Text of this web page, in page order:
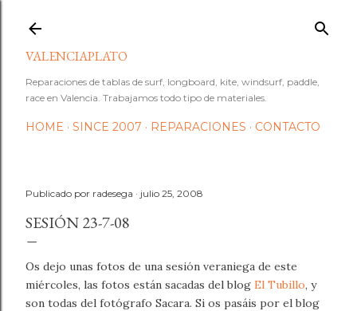
VALENCIAPLATO
Reparaciones de tablas de surf, longboard, kite, windsurf, paddle,
race en Valencia. Trabajamos todo tipo de materiales.
HOME SINCE 2007 REPARACIONES CONTACTO
Publicado por radesega julio 25, 2008
SESIÓN 23-7-08
Os dejo unas fotos de una sesión veraniega de este
miércoles, las fotos están sacadas del blog El Tubillo, y
son todas del fotógrafo Sacara. Si os pasáis por el blog